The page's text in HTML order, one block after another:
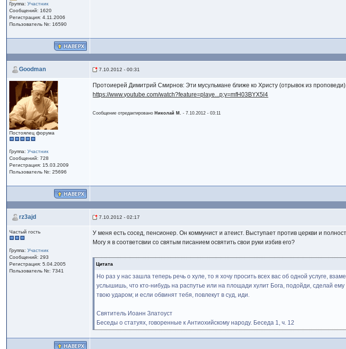
Группа:Участник
Сообщений: 1620
Регистрация: 4.11.2006
Пользователь №: 16590
Goodman 7.10.2012 - 00:31
Постоялец форума
Группа:Участник
Сообщений: 728
Регистрация: 15.03.2009
Пользователь №: 25696
Протоиерей Димитрий Смирнов: Эти мусульмане ближе ко Христу (отрывок из
https://www.youtube.com/watch?feature=playe...p;v=mfH03BYX5l4
Сообщение отредактировано Николай М. - 7.10.2012 - 03:11
rz3ajd 7.10.2012 - 02:17
Частый гость
Группа:Участник
Сообщений: 293
Регистрация: 5.04.2005
Пользователь №: 7341
У меня есть сосед, пенсионер. Он коммунист и атеист. Выступает против церкви и
Могу я в соответсвии со святым писанием освятить свои руки избив его?
Цитата
Но раз у нас зашла теперь речь о хуле, то я хочу просить всех вас об одной услуге,
услышишь, что кто-нибудь на распутье или на площади хулит Бога, подойди, сделай
твою ударом; и если обвинят тебя, повлекут в суд, иди.
Святитель Иоанн Златоуст
Беседы о статуях, говоренные к Антиохийскому народу. Беседа 1, ч. 12